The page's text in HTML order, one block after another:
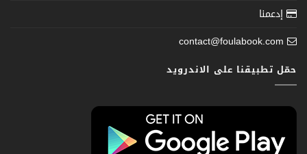
إدعمنا
contact@foulabook.com
حمّل تطبيقنا على الاندرويد